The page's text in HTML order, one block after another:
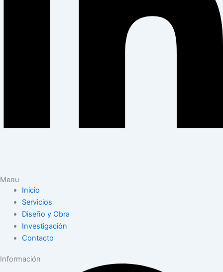
Menu
Inicio
Servicios
Diseño y Obra
Investigación
Contacto
Información